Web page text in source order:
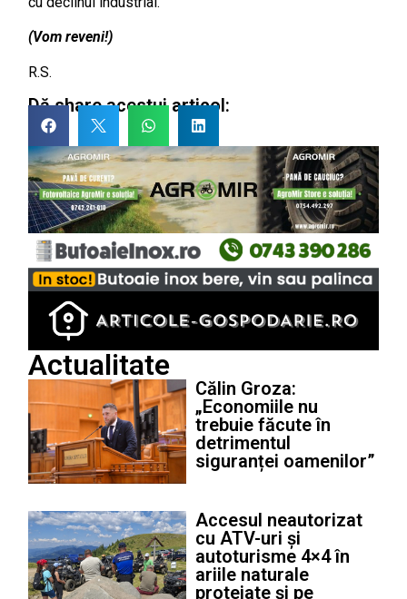
(Vom reveni!)
R.S.
Dă share acestui articol:
Actualitate
Călin Groza:
„Economiile nu
trebuie făcute în
detrimentul
siguranței oamenilor”
Accesul neautorizat
cu ATV-uri și
autoturisme 4×4 în
ariile naturale
protejate și pe